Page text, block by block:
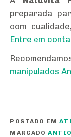
preparada
com
Entre em
manipulados
POSTADO EM
MARCADO